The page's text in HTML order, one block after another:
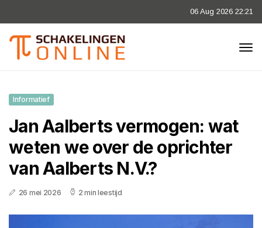
06 Aug 2026 22:21
Informatief
Jan Aalberts vermogen: wat
weten we over de oprichter
van Aalberts N.V.?
26 mei 2026 2 min leestijd